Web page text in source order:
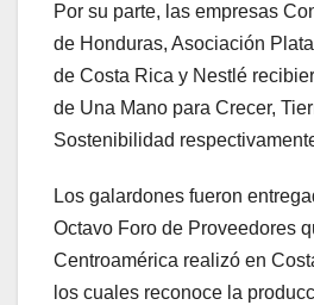
Por su parte, las empresas
de Honduras, Asociación
de Costa Rica y Nestlé
de Una Mano para Crecer,
Sostenibilidad
Los galardones fueron
Octavo Foro de Proveedores
Centroamérica realizó en
los cuales reconoce la